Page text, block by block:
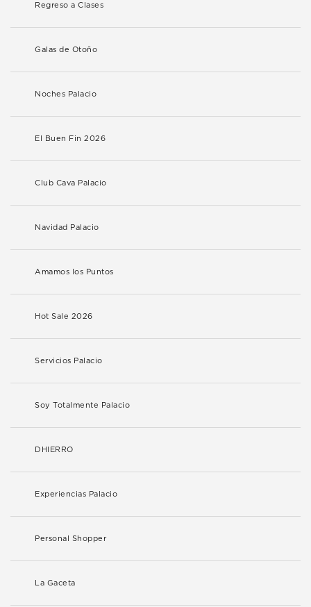
Regreso a Clases
Galas de Otoño
Noches Palacio
El Buen Fin 2026
Club Cava Palacio
Navidad Palacio
Amamos los Puntos
Hot Sale 2026
Servicios Palacio
Soy Totalmente Palacio
DHIERRO
Experiencias Palacio
Personal Shopper
La Gaceta